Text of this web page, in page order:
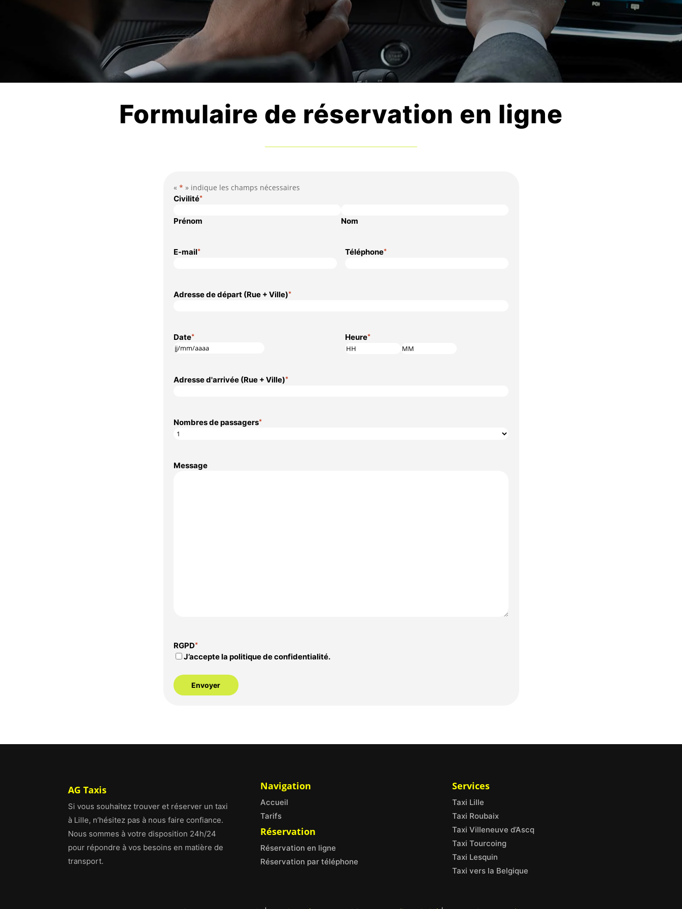
Formulaire de réservation en ligne
« * » indique les champs nécessaires
Civilité*
Prénom Nom
E-mail* Téléphone*
Adresse de départ (Rue + Ville)*
Date*
JJ
MM
Heure*
Adresse d'arrivée (Rue + Ville)*
Nombres de passagers*
Message
RGPD*
J’accepte la politique de confidentialité.
AG Taxis
Si vous souhaitez trouver et réserver un taxi
à Lille, n’hésitez pas à nous faire confiance.
Nous sommes à votre disposition 24h/24
pour répondre à vos besoins en matière de
transport.
Navigation
Accueil
Tarifs
Réservation
Réservation en ligne
Réservation par téléphone
Services
Taxi Lille
Taxi Roubaix
Taxi Villeneuve d’Ascq
Taxi Tourcoing
Taxi Lesquin
Taxi vers la Belgique